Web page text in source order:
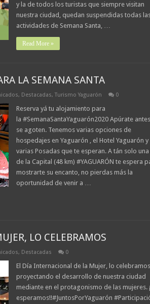
y la de todos los turistas que siempre visitan
nuestra ciudad, quedan suspendidas todas
actividades de Semana Santa, …
Read More »
LA SEMANA SANTA
, Destacadas, Turismo Yaguarón 0
Reserva yá tu alojamiento para
la #SemanaSantaYaguarón2020 Apúrate
se agoten. Tenemos varias opciones de
hospedajes en Yaguarón , el Hotel Yaguarón y
varias Posadas que te esperan. A tán solo
de la Capital (48 km) #YAGUARÓN te espera
mostrarte su encanto, no pierdas más la
oportunidad de venir a …
LO CELEBRAMOS
, Destacadas 0
El Día Internacional de la Mujer, lo celebramos
proyectando el desarrollo de nuestra ciudad
mediante en el protagonismo de las mujeres.
esperamos!!#JuntosPorYaguarón